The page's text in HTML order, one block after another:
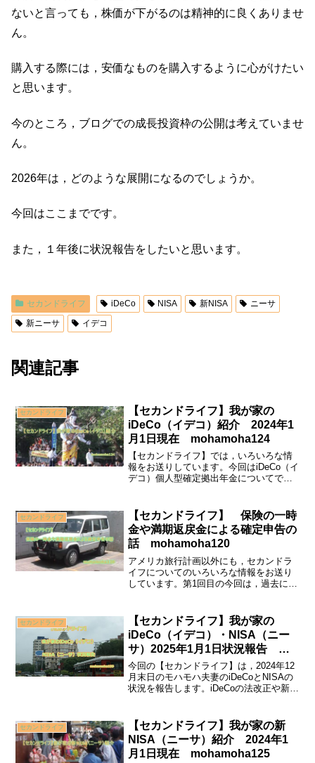
ないと言っても，株価が下がるのは精神的に良くありませ
ん。
購入する際には，安価なものを購入するように心がけたい
と思います。
今のところ，ブログでの成長投資枠の公開は考えていませ
ん。
2026年は，どのような展開になるのでしょうか。
今回はここまでです。
また，１年後に状況報告をしたいと思います。
セカンドライフ iDeCo NISA 新NISA
ニーサ
新ニーサ
イデコ
関連記事
セカンドライフ
【セカンドライフ】我が家の
iDeCo（イデコ）紹介 2024年1
月1日現在 mohamoha124
【セカンドライフ】では，いろいろな情
報をお送りしています。今回はiDeCo（イ
デコ）個人型確定拠出年金についてで
本的な情報とともに，私たちの運用商品
や現在の損益などを紹介しています。
セカンドライフ
【セカンドライフ】 保険の一時
金や満期返戻金による確定申告の
話 mohamoha120
アメリカ旅行計画以外にも，セカンドラ
イフについてのいろいろな情報をお送り
しています。第1回目の今回は，過去にあ
ると，保険の満期が来たり，今の保険を
別の保険に変えたりして一時金が発生す
る場合があると思います。私がした失敗
の情報を共有しましょう。
セカンドライフ
【セカンドライフ】我が家の
iDeCo（イデコ）・NISA（ニー
サ）2025年1月1日状況報告
mohamoha159
今回の【セカンドライフ】は，2024年12
月末日のモハモハ夫妻のiDeCoとNISAの
状況を報告します。iDeCoの法改正や新ル
の資金についての失敗談も。
セカンドライフ
【セカンドライフ】我が家の新
NISA（ニーサ）紹介 2024年1
月1日現在 mohamoha125